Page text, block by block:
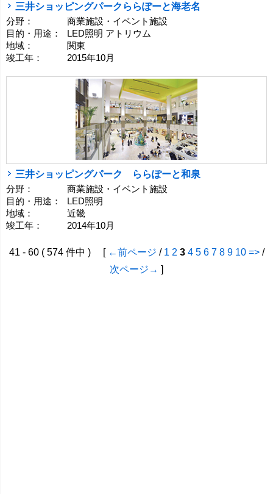
三井ショッピングパークららぽーと海老名
分野：
商業施設・イベント施設
目的・用途：
LED照明 アトリウム
地域：
関東
竣工年：
2015年10月
三井ショッピングパーク ららぽーと和泉
分野：
商業施設・イベント施設
目的・用途：
LED照明
地域：
近畿
竣工年：
2014年10月
41 - 60 ( 574 件中 ) [ ←前ページ / 1 2 3 4 5 6 7 8 9 10 =>/
次ページ→ ]